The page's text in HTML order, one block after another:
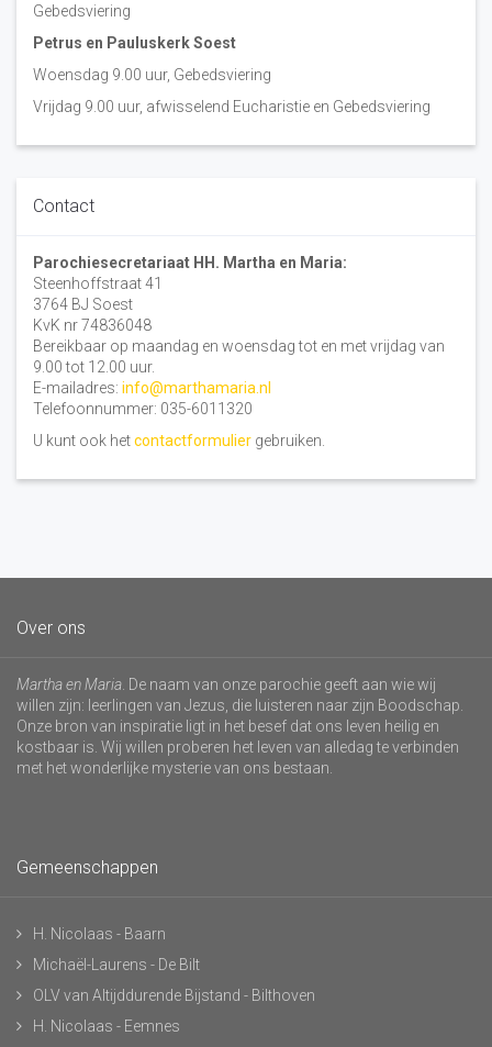
Gebedsviering
Petrus en Pauluskerk Soest
Woensdag 9.00 uur, Gebedsviering
Vrijdag 9.00 uur, afwisselend Eucharistie en Gebedsviering
Contact
Parochiesecretariaat HH. Martha en Maria:
Steenhoffstraat 41
3764 BJ Soest
KvK nr 74836048
Bereikbaar op maandag en woensdag tot en met vrijdag van
9.00 tot 12.00 uur.
E-mailadres: info@marthamaria.nl
Telefoonnummer: 035-6011320
U kunt ook hetcontactformulier gebruiken.
Over ons
Martha en Maria . De naam van onze parochie geeft aan wie wij
willen zijn: leerlingen van Jezus, die luisteren naar zijn Boodschap.
Onze bron van inspiratie ligt in het besef dat ons leven heilig en
kostbaar is. Wij willen proberen het leven van alledag te verbinden
met het wonderlijke mysterie van ons bestaan.
Gemeenschappen
H. Nicolaas - Baarn
Michaël-Laurens - De Bilt
OLV van Altijddurende Bijstand - Bilthoven
H. Nicolaas - Eemnes